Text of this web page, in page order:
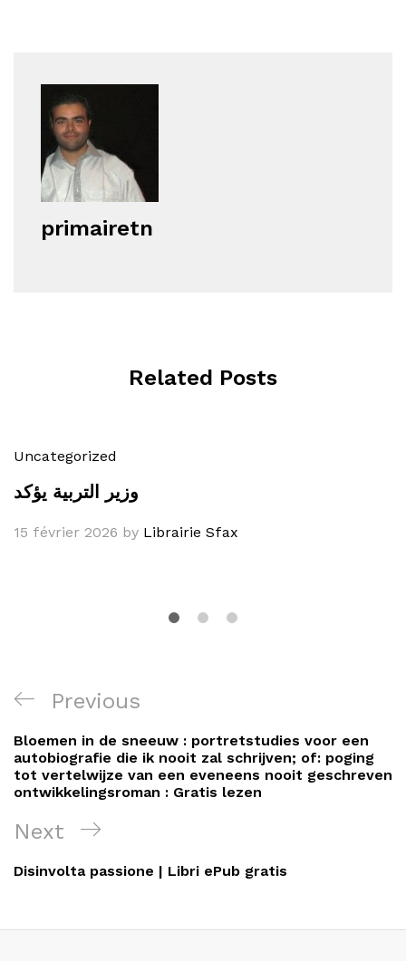
primairetn
Related Posts
Uncategorized
وزير التربية يؤكد
15 février 2026 by Librairie Sfax
Navigation
de
l’article
Previous
Post
Previous
Bloemen in de sneeuw : portretstudies voor een
autobiografie die ik nooit zal schrijven; of: poging
tot vertelwijze van een eveneens nooit geschreven
ontwikkelingsroman : Gratis lezen
Next
Post
Next
Disinvolta passione | Libri ePub gratis